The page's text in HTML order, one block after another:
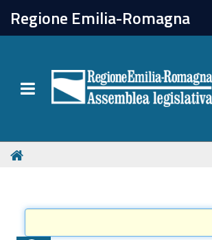
Regione Emilia-Romagna
Toggle navigation
chiudi
Le attività